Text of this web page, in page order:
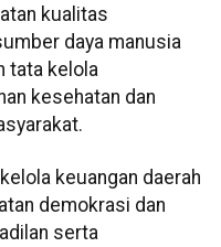
kualitas
daya manusia
tata kelola
kesehatan dan
keuangan daerah
demokrasi dan
serta